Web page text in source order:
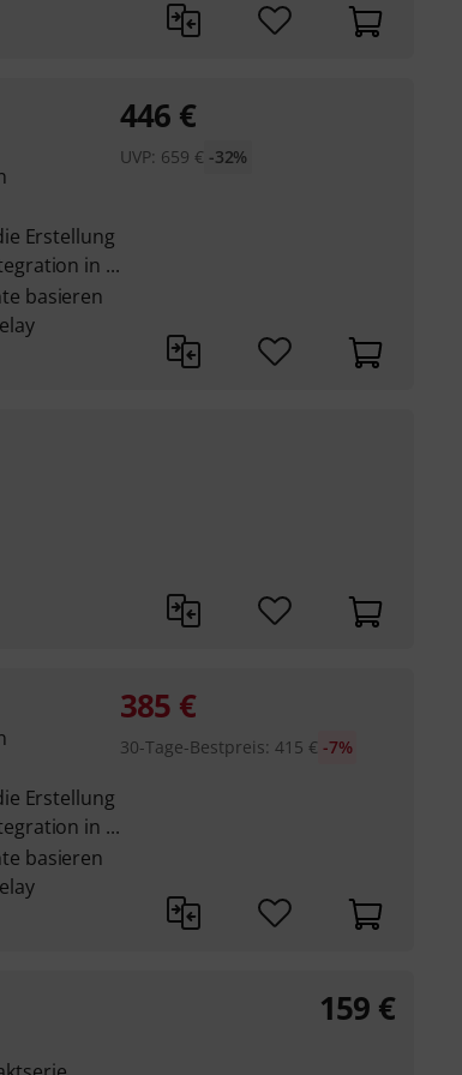
Erstellung
in ...
basieren
446 €
UVP: 659 € -32%
Erstellung
in ...
basieren
385 €
30-Tage-Bestpreis:415 € -7%
159 €